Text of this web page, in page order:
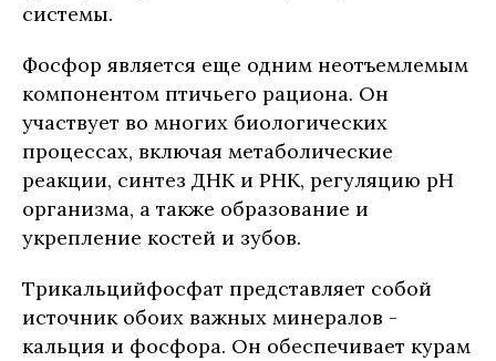
системы.
Фосфор является еще одним неотъемлемым
компонентом птичьего рациона. Он
участвует во многих биологических
процессах, включая метаболические
реакции, синтез ДНК и РНК, регуляцию рН
организма, а также образование и
укрепление костей и зубов.
Трикальцийфосфат представляет собой
источник обоих важных минералов -
кальция и фосфора. Он обеспечивает курам